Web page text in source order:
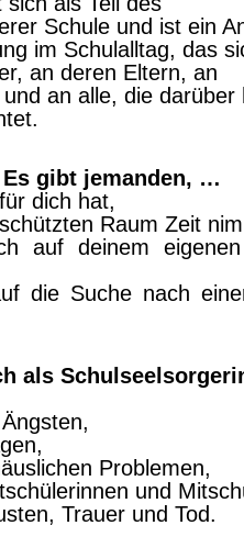
Schule und ist ein
im Schulalltag, das
an deren Eltern, an
an alle, die darüber
gibt jemanden, …
dich hat,
Raum Zeit
auf deinem
die Suche nach
als
Problemen,
und
Trauer und Tod.